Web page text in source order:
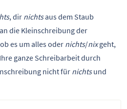
, dir nichtsaus dem Staub
die Kleinschreibung der
es um alles oder nichts/nixgeht,
ganze Schreibarbeit durch
nicht für nichtsund